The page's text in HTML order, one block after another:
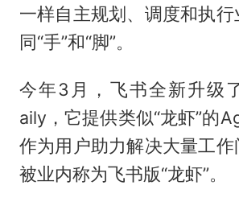
一样自主规划、调度和执
同“手”和“脚”。
今年3月，飞书全新升级
aily，它提供类似“龙虾”的
作为用户助力解决大量工
被业内称为飞书版“龙虾”。